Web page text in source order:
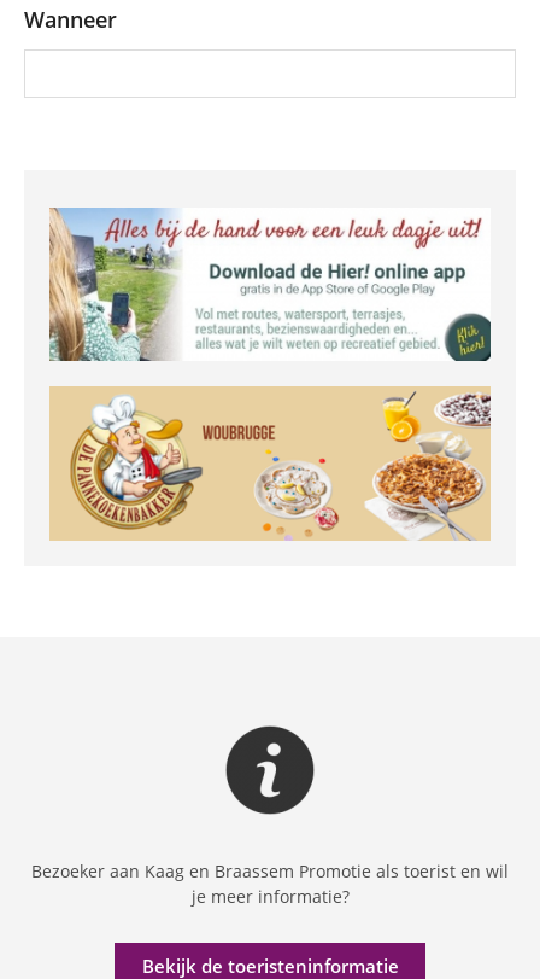
Wanneer
Bezoeker aan Kaag en Braassem Promotie als toerist en wil
je meer informatie?
Bekijk de toeristeninformatie